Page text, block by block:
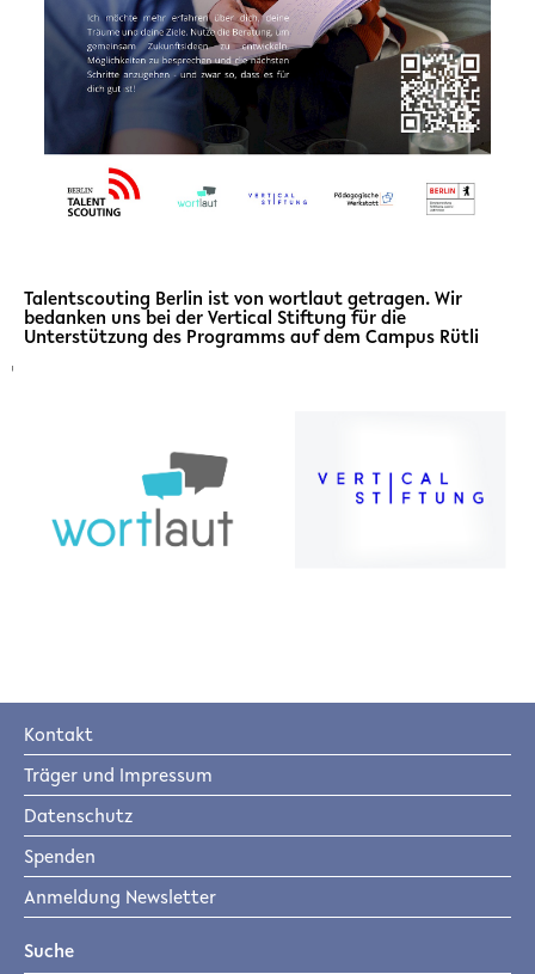
Talentscouting Berlin ist von wortlaut getragen. Wir
bedanken uns bei der Vertical Stiftung für die
Unterstützung des Programms auf dem Campus Rütli
Kontakt
Träger und Impressum
Datenschutz
Spenden
Anmeldung Newsletter